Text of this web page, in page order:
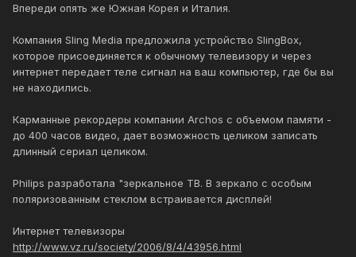
Впереди опять же Южная Корея и Италия.
Компания Sling Media предложила устройство SlingBox,
которое присоединяется к обычному телевизору и через
интернет передает теле сигнал на ваш компьютер, где бы вы
не находились.
Карманные рекордеры компании Archos с объемом памяти -
до 400 часов видео, дает возможность целиком записать
длинный сериал целиком.
Philips разработала "зеркальное ТВ. В зеркало с особым
поляризованным стеклом встраивается дисплей!
Интернет телевизоры
http://www.vz.ru/society/2006/8/4/43956.html